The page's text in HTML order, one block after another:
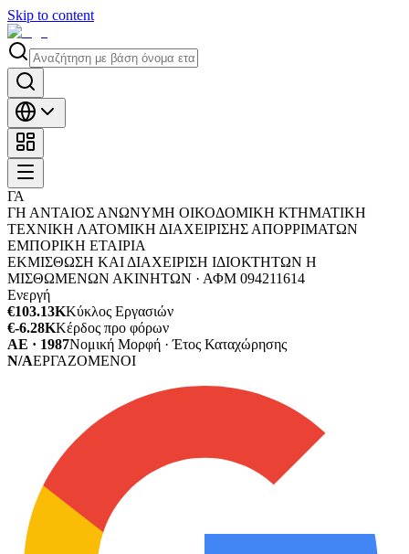
Skip to content
ΓΑ
ΓΗ ΑΝΤΑΙΟΣ ΑΝΩΝΥΜΗ ΟΙΚΟΔΟΜΙΚΗ ΚΤΗΜΑΤΙΚΗ
ΤΕΧΝΙΚΗ ΛΑΤΟΜΙΚΗ ΔΙΑΧΕΙΡΙΣΗΣ ΑΠΟΡΡΙΜΑΤΩΝ
ΕΜΠΟΡΙΚΗ ΕΤΑΙΡΙΑ
ΕΚΜΙΣΘΩΣΗ ΚΑΙ ΔΙΑΧΕΙΡΙΣΗ ΙΔΙΟΚΤΗΤΩΝ Η
ΜΙΣΘΩΜΕΝΩΝ ΑΚΙΝΗΤΩΝ · ΑΦΜ 094211614
Ενεργή
€103.13KΚύκλος Εργασιών
€-6.28KΚέρδος προ φόρων
ΑΕ · 1987Νομική Μορφή · Έτος Καταχώρησης
N/AΕΡΓΑΖΟΜΕΝΟΙ